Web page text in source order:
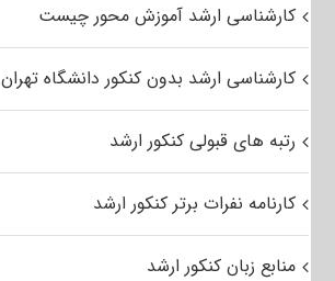
کارشناسی ارشد آموزش محور چیست
کارشناسی ارشد بدون کنکور دانشگاه تهران
رتبه های قبولی کنکور ارشد
کارنامه نفرات برتر کنکور ارشد
منابع زبان کنکور ارشد